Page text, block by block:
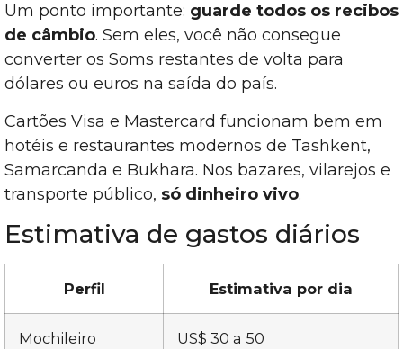
Um ponto importante: guarde todos os recibos
de câmbio. Sem eles, você não consegue
converter os Soms restantes de volta para
dólares ou euros na saída do país.
Cartões Visa e Mastercard funcionam bem em
hotéis e restaurantes modernos de Tashkent,
Samarcanda e Bukhara. Nos bazares, vilarejos e
transporte público, só dinheiro vivo.
Estimativa de gastos diários
Perfil Estimativa por dia
Mochileiro US$ 30 a 50